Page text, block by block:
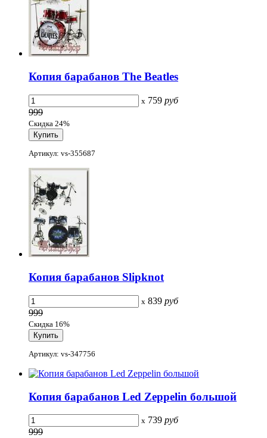
Копия барабанов The Beatles
x 759 руб
999
Скидка 24%
Артикул: vs-355687
Копия барабанов Slipknot
x 839 руб
999
Скидка 16%
Артикул: vs-347756
Копия барабанов Led Zeppelin большой
x 739 руб
999